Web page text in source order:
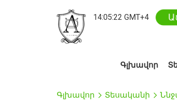
14:05:23 GMT+4
Գլխավոր
Գլխավոր Տեսականի